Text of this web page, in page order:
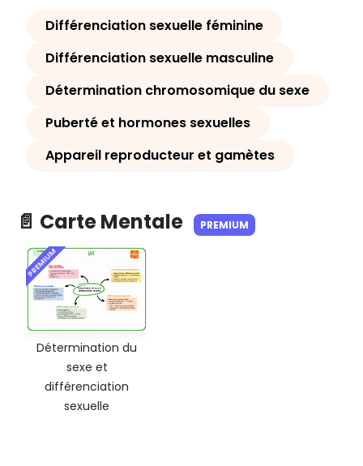
Différenciation sexuelle féminine
Différenciation sexuelle masculine
Détermination chromosomique du sexe
Puberté et hormones sexuelles
Appareil reproducteur et gamètes
📄 Carte Mentale PREMIUM
PREMIUM
Détermination du
sexe et
différenciation
sexuelle